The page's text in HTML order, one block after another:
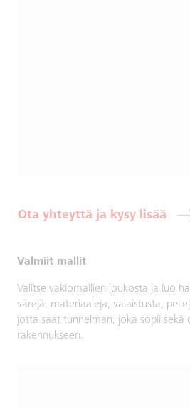
Ota yhteyttä ja kysy lisää
Valmiit mallit
Valitse vakiomallien joukosta ja luo
värejä, materiaaleja, valaistusta,
jotta saat tunnelman, joka sopii sekä
rakennukseen.